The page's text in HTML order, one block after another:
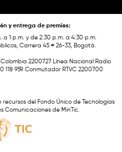
y entrega de premios:
a 1 p.m. y de 2:30 p.m. a 4:30 p.m.
Carrera 45 # 26-33, Bogotá.
2200727 Línea Nacional Radio
959. Conmutador RTVC 2200700
del Fondo Único de Tecnologías
Comunicaciones de MinTic.